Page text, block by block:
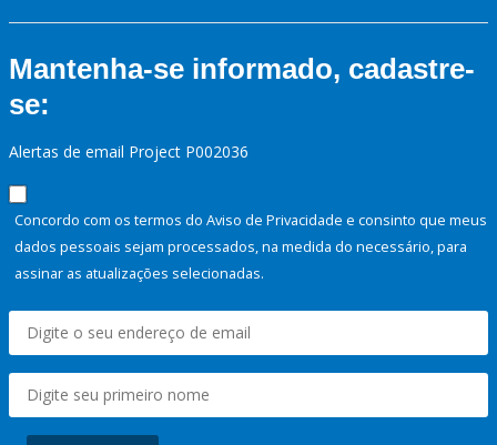
Mantenha-se informado, cadastre-
se:
Alertas de email Project P002036
Concordo com os termos do Aviso de Privacidade e consinto que meus
dados pessoais sejam processados, na medida do necessário, para
assinar as atualizações selecionadas.